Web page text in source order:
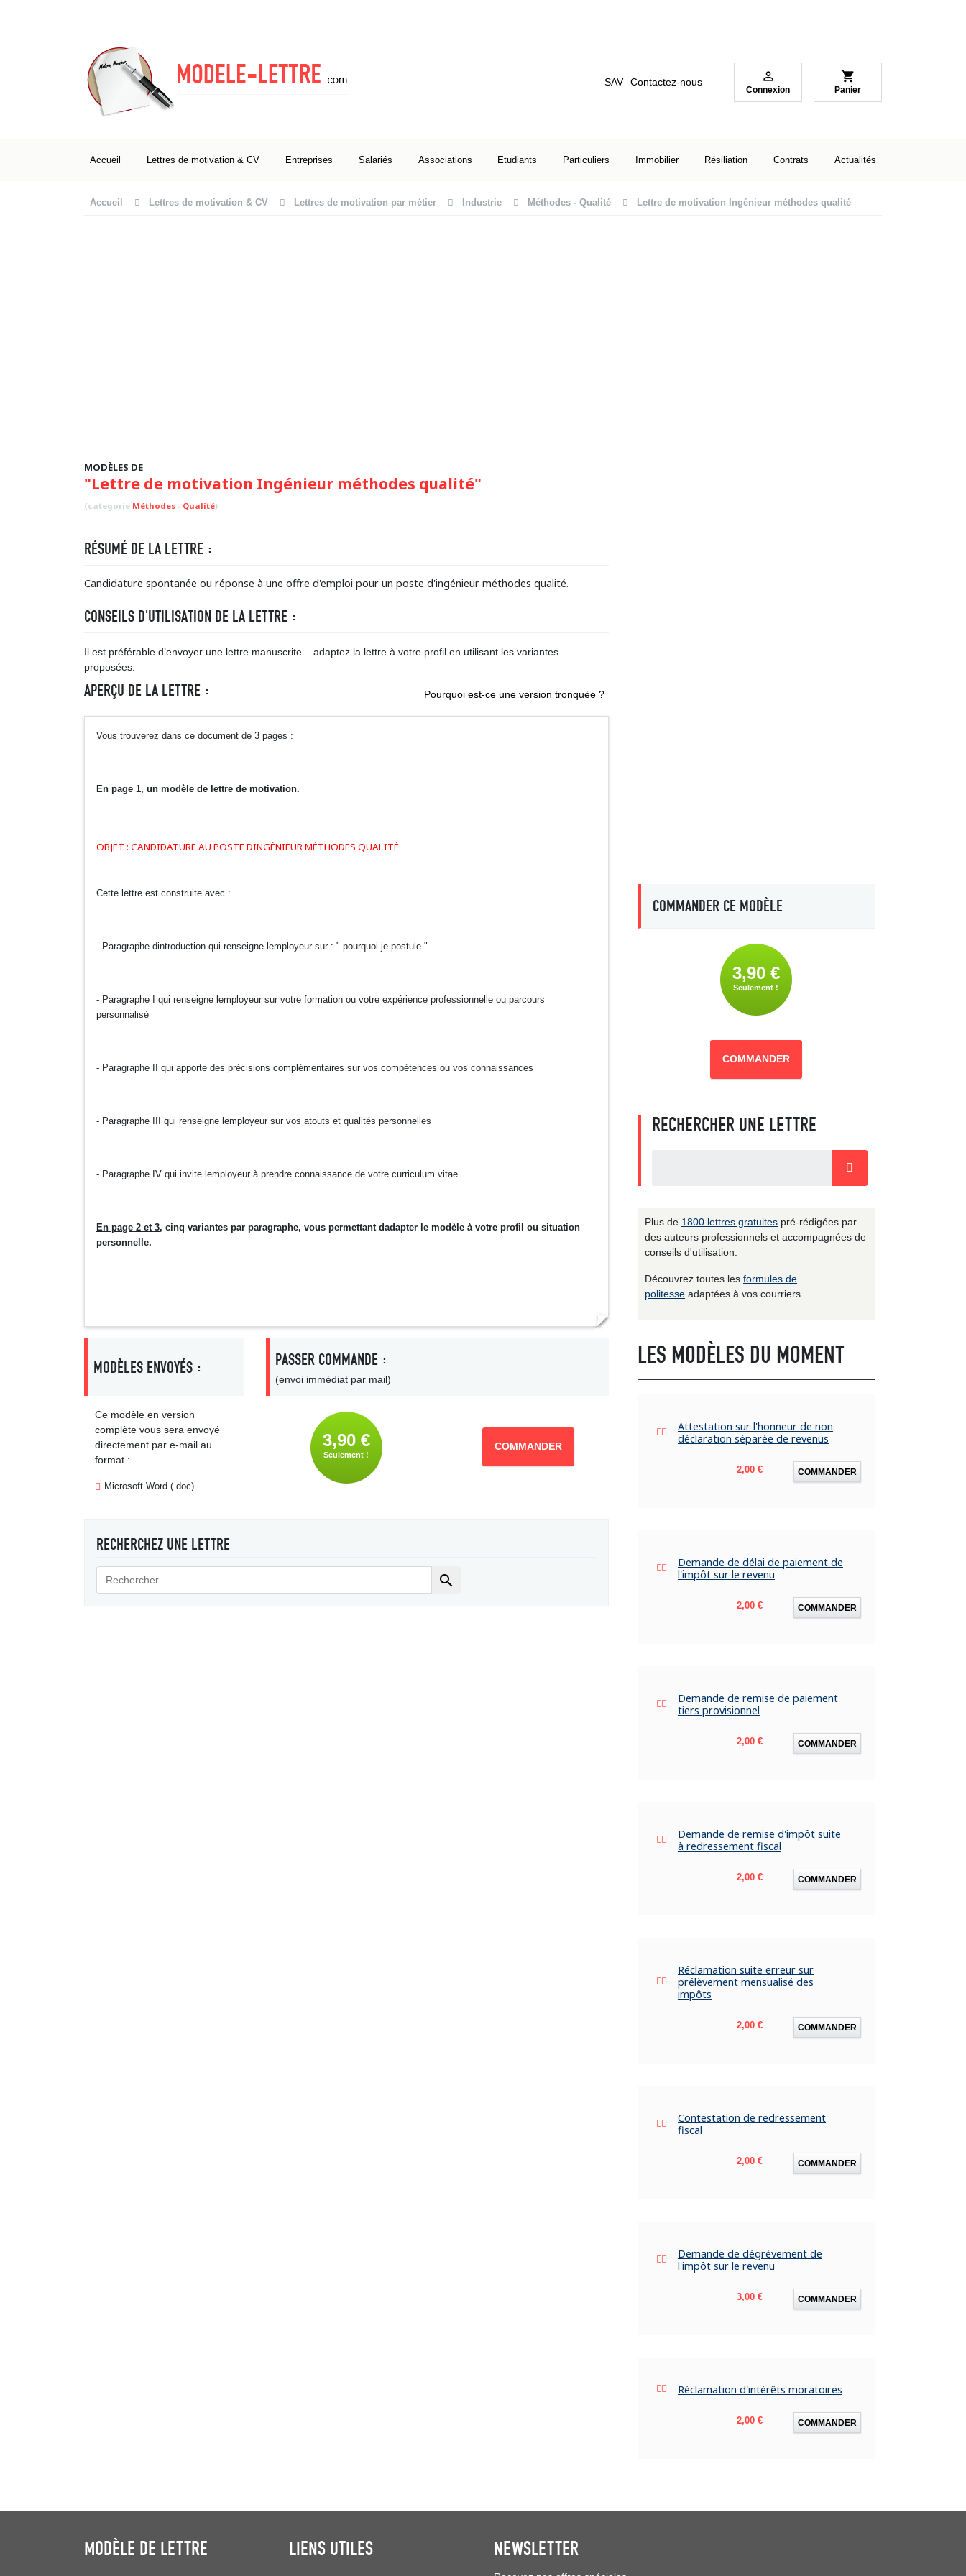
SAV Contactez-nous 
Connexion
shopping_cart
Panier
Accueil Lettres de motivation & CV Entreprises Salariés Associations Etudiants Particuliers Immobilier Résiliation Contrats Actualités
Accueil Lettres de motivation & CV Lettres de motivation par métier Industrie Méthodes - Qualité Lettre de motivation Ingénieur méthodes qualité
MODÈLES DE
"Lettre de motivation Ingénieur méthodes qualité"
(categorie Méthodes - Qualité)
RÉSUMÉ DE LA LETTRE :
Candidature spontanée ou réponse à une offre d'emploi pour un poste d'ingénieur méthodes qualité.
CONSEILS D'UTILISATION DE LA LETTRE :
Il est préférable d’envoyer une lettre manuscrite – adaptez la lettre à votre profil en utilisant les variantes
proposées.
APERÇU DE LA LETTRE : Pourquoi est-ce une version tronquée ?
Vous trouverez dans ce document de 3 pages :
En page 1, un modèle de lettre de motivation.
OBJET : CANDIDATURE AU POSTE DINGÉNIEUR MÉTHODES QUALITÉ
Cette lettre est construite avec :
- Paragraphe dintroduction qui renseigne lemployeur sur : " pourquoi je postule "
- Paragraphe I qui renseigne lemployeur sur votre formation ou votre expérience professionnelle ou parcours
personnalisé
- Paragraphe II qui apporte des précisions complémentaires sur vos compétences ou vos connaissances
- Paragraphe III qui renseigne lemployeur sur vos atouts et qualités personnelles
- Paragraphe IV qui invite lemployeur à prendre connaissance de votre curriculum vitae
En page 2 et 3, cinq variantes par paragraphe, vous permettant dadapter le modèle à votre profil ou situation
personnelle.
MODÈLES ENVOYÉS :
Ce modèle en version
complète vous sera envoyé
directement par e-mail au
format :
Microsoft Word (.doc)
PASSER COMMANDE :
(envoi immédiat par mail)
3,90 €
Seulement !
COMMANDER
RECHERCHEZ UNE LETTRE

COMMANDER CE MODÈLE
3,90 €
Seulement !
COMMANDER
RECHERCHER UNE LETTRE
Plus de 1800 lettres gratuites pré-rédigées par
des auteurs professionnels et accompagnées de
conseils d'utilisation.
Découvrez toutes les formules de
politesse adaptées à vos courriers.
LES MODÈLES DU MOMENT
Attestation sur l'honneur de non
déclaration séparée de revenus
Prix
2,00 € COMMANDER
Demande de délai de paiement de
l'impôt sur le revenu
Prix
2,00 € COMMANDER
Demande de remise de paiement
tiers provisionnel
Prix
2,00 € COMMANDER
Demande de remise d'impôt suite
à redressement fiscal
Prix
2,00 € COMMANDER
Réclamation suite erreur sur
prélèvement mensualisé des
impôts
Prix
2,00 € COMMANDER
Contestation de redressement
fiscal
Prix
2,00 € COMMANDER
Demande de dégrèvement de
l'impôt sur le revenu
Prix
3,00 € COMMANDER
Réclamation d'intérêts moratoires
Prix
2,00 € COMMANDER
MODÈLE DE LETTRE LIENS UTILES NEWSLETTER